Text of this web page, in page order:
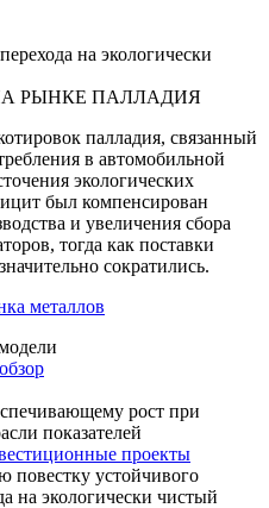
на экологически
РЫНКЕ ПАЛЛАДИЯ
палладия, связанный
в автомобильной
экологических
был компенсирован
и увеличения сбора
тогда как поставки
сократились.
металлов
рост при
показателей
проекты
повестку устойчивого
на экологически чистый